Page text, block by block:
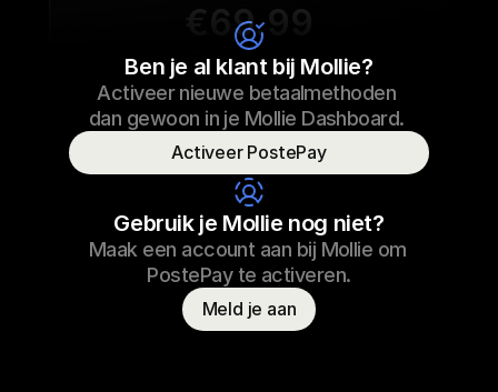
€69.99
Sneaker laces
Sneaker laces
23/09/2022 17:29 €69.99
Paid
Ben je al klant bij Mollie?
Activeer nieuwe betaalmethoden
Activeer PostePay
Gebruik je Mollie nog niet?
Maak een account aan bij Mollie om
PostePay te activeren.
Meld je aan